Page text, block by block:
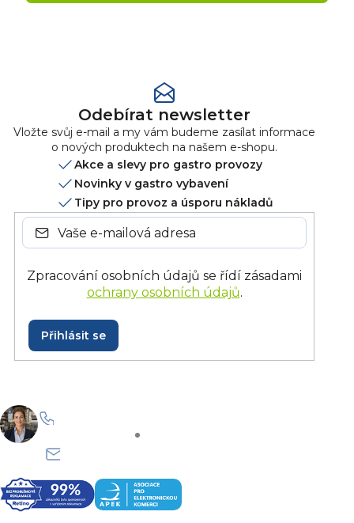
Odebírat newsletter
Vložte svůj e-mail a my vám budeme zasílat informace
o nových produktech na našem e-shopu.
Akce a slevy pro gastro provozy
Novinky v gastro vybavení
Tipy pro provoz a úsporu nákladů
Zpracování osobních údajů se řídí zásadami
ochrany osobních údajů.
Přihlásit se